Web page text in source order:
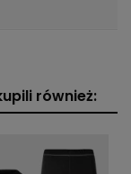
również: